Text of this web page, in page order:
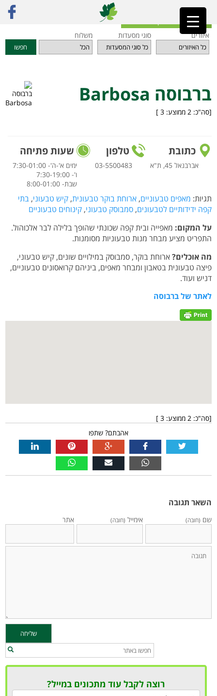
ראשי»מסעדות ברבוסה Barbosa
חזרה לאינדקס המסעדות
איזורים
סוגי מסעדות משלוח
חפשו
ברבוסה Barbosa
[סה"כ: 2 ממוצע: 3
]
כתובת
אברבנאל 45, ת"א
טלפון
03-5500483
שעות פתיחה
ימים א'-ה'- 7:30-01:00
ו'- 7:30-19:00
שבת- 8:00-01:00
תגיות: מאפים טבעוניים, ארוחת בוקר טבעונית, קיש טבעוני, בתי
קפה ידידותיים לטבעונים, סמבוסק טבעוני, קינוחים טבעוניים
על המקום: מאפייה ובית קפה שכונתי שהופך בלילה לבר אלכוהול.
התפריט מציע מבחר מנות טבעוניות מסומנות.
מה אוכלים?ארוחת בוקר, סמבוסק במילויים שונים, קיש טבעוני,
פיצה טבעונית בטאבון ומבחר מאפים, ביניהם קרואסונים טבעוניים,
דניש ועוד.
לאתר של ברבוסה
[סה"כ: 2 ממוצע: 3
]
אהבתם? שתפו
השאר תגובה
שם (חובה) אימייל (חובה) אתר
רוצה לקבל עוד מתכונים במייל?